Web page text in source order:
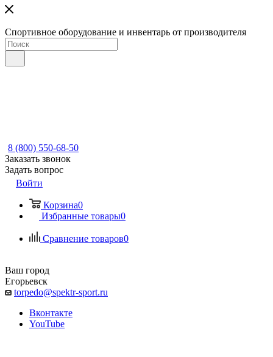
Спортивное оборудование и инвентарь от производителя
8 (800) 550-68-50
Заказать звонок
Задать вопрос
Войти
Корзина0
Избранные товары0
Сравнение товаров0
Ваш город
Егорьевск
torpedo@spektr-sport.ru
Вконтакте
YouTube